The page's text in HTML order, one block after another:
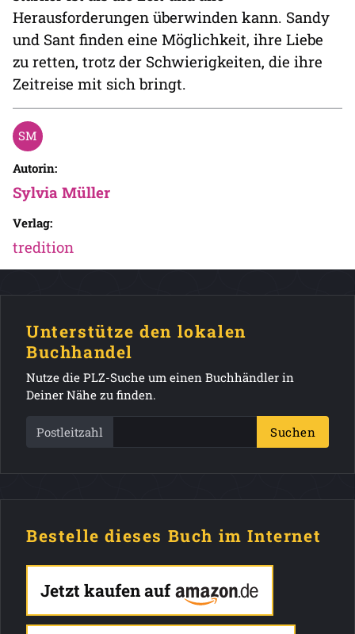
Herausforderungen überwinden kann. Sandy
und Sant finden eine Möglichkeit, ihre Liebe
zu retten, trotz der Schwierigkeiten, die ihre
Zeitreise mit sich bringt.
Autorin:
Sylvia Müller
Verlag:
tredition
Unterstütze den lokalen
Buchhandel
Nutze die PLZ-Suche um einen Buchhändler in
Deiner Nähe zu finden.
Postleitzahl Suchen
Bestelle dieses Buch im Internet
Jetzt kaufen auf